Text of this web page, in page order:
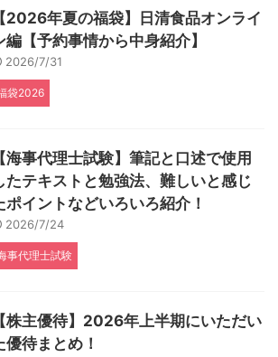
【2026年夏の福袋】日清食品オンライ
編【予約事情から中身紹介】
2026/7/31
袋2026
【海事代理士試験】筆記と口述で使用
たテキストと勉強法、難しいと感じ
ポイントなどいろいろ紹介！
2026/7/24
事代理士試験
【株主優待】2026年上半期にいただい
優待まとめ！